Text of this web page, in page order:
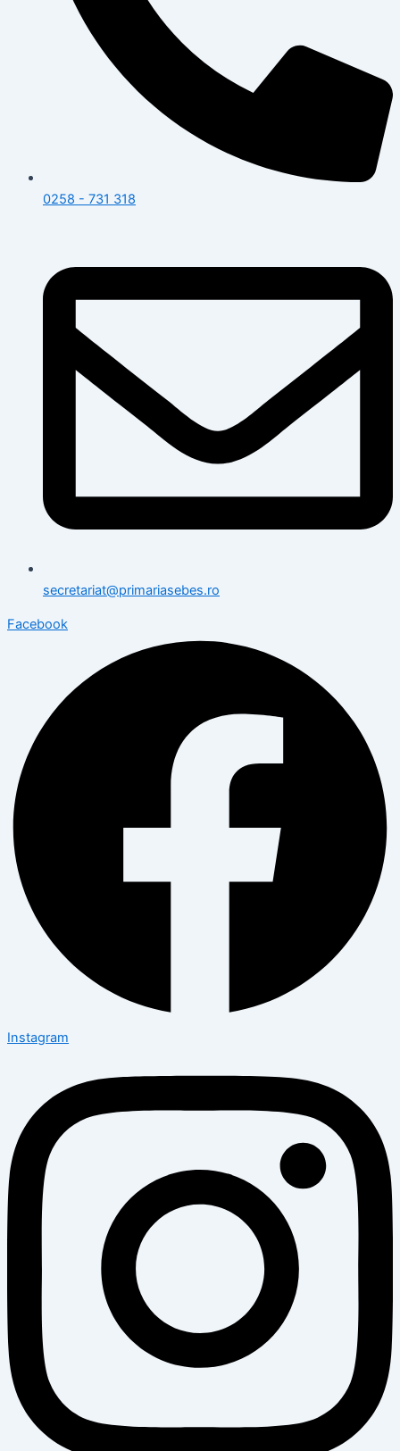
0258 - 731 318
secretariat@primariasebes.ro
Facebook
Instagram